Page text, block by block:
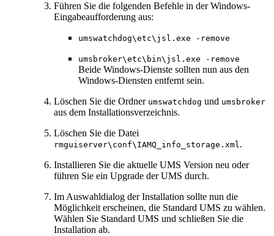
Führen Sie die folgenden Befehle in der Windows-
Eingabeaufforderung aus:
umswatchdog\etc\jsl.exe -remove
umsbroker\etc\bin\jsl.exe -remove
Beide Windows-Dienste sollten nun aus den
Windows-Diensten entfernt sein.
Löschen Sie die Ordner umswatchdog und umsbroker
aus dem Installationsverzeichnis.
Löschen Sie die Datei
rmguiserver\conf\IAMQ_info_storage.xml.
Installieren Sie die aktuelle UMS Version neu oder
führen Sie ein Upgrade der UMS durch.
Im Auswahldialog der Installation sollte nun die
Möglichkeit erscheinen, die Standard UMS zu wählen.
Wählen Sie Standard UMS und schließen Sie die
Installation ab.